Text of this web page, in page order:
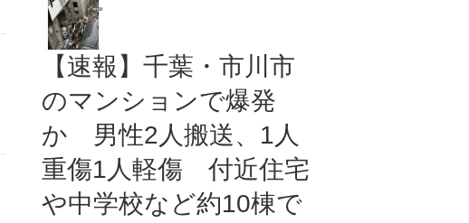
【速報】千葉・市川市
のマンションで爆発
か 男性2人搬送、1人
重傷1人軽傷 付近住宅
や中学校など約10棟で